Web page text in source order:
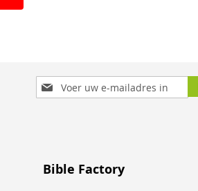
Abonneer
u
Bible Factory